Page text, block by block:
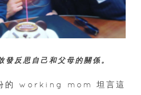
反思自己和父母的關係。
的 working mom 坦言這